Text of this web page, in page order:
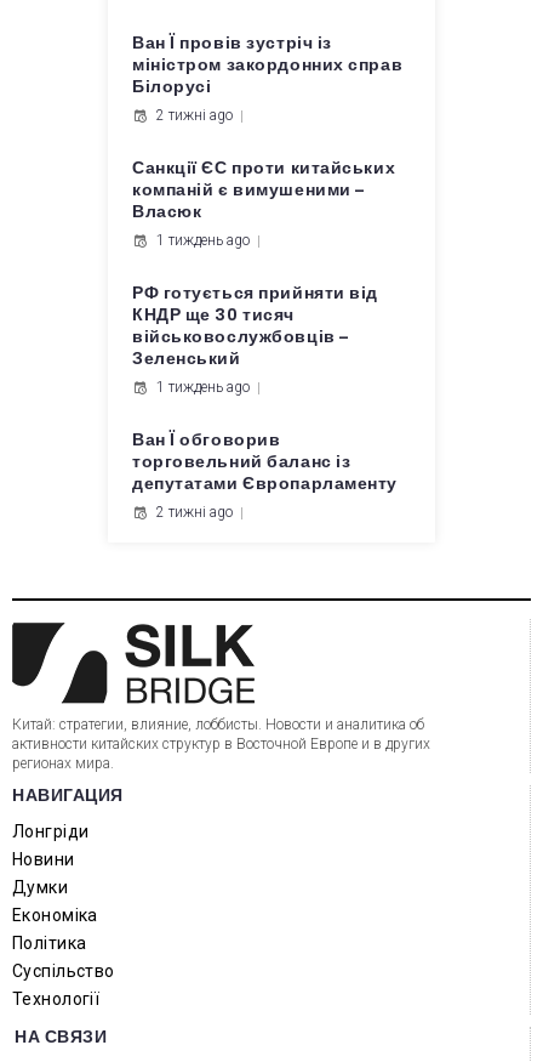
Ван Ї провів зустріч із
міністром закордонних справ
Білорусі
2 тижні ago
Санкції ЄС проти китайських
компаній є вимушеними –
Власюк
1 тиждень ago
РФ готується прийняти від
КНДР ще 30 тисяч
військовослужбовців –
Зеленський
1 тиждень ago
Ван Ї обговорив
торговельний баланс із
депутатами Європарламенту
2 тижні ago
Китай: стратегии, влияние, лоббисты. Новости и аналитика об
активности китайских структур в Восточной Европе и в других
регионах мира.
НАВИГАЦИЯ
Лонгріди
Новини
Думки
Економіка
Політика
Суспільство
Технології
НА СВЯЗИ